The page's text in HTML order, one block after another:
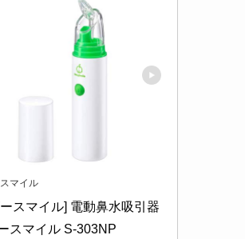
マイル
スマイル] 電動鼻水吸引器
スマイル S-303NP